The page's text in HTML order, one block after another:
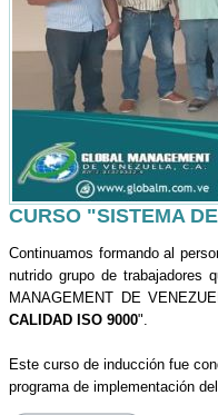
CURSO "SISTEMA
Continuamos formando al
nutrido grupo de trabajadores
MANAGEMENT DE
CALIDAD ISO 9000".
Este curso de inducción fue
programa de implementación